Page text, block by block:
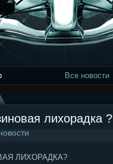
Все новости
лихорадка ?
ЛИХОРАДКА?